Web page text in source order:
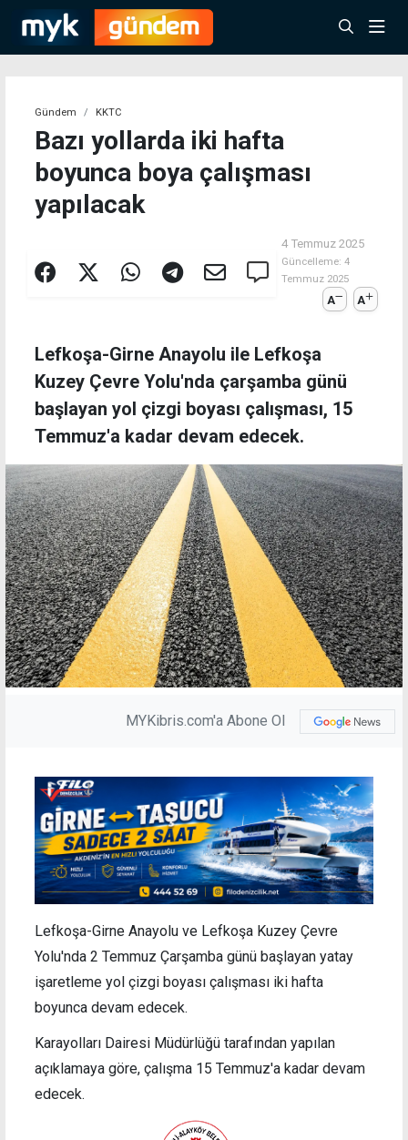
Gündem KKTC
Bazı yollarda iki hafta
boyunca boya çalışması
yapılacak
4 Temmuz 2025
Güncelleme: 4
Temmuz 2025
A A
Lefkoşa-Girne Anayolu ile Lefkoşa
Kuzey Çevre Yolu'nda çarşamba günü
başlayan yol çizgi boyası çalışması, 15
Temmuz'a kadar devam edecek.
MYKibris.com'a Abone Ol
Lefkoşa-Girne Anayolu ve Lefkoşa Kuzey Çevre
Yolu'nda 2 Temmuz Çarşamba günü başlayan yatay
işaretleme yol çizgi boyası çalışması iki hafta
boyunca devam edecek.
Karayolları Dairesi Müdürlüğü tarafından yapılan
açıklamaya göre, çalışma 15 Temmuz'a kadar devam
edecek.